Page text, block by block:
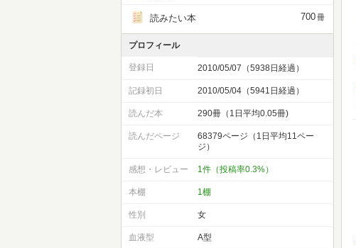
読みたい本 700冊
プロフィール
登録日 2010/05/07（5938日経過）
記録初日 2010/05/04（5941日経過）
読んだ本 290冊（1日平均0.05冊)
読んだページ
68379ページ（1日平均11ペー
ジ）
感想・レビュー 1件（投稿率0.3%）
本棚 1棚
性別 女
血液型 A型